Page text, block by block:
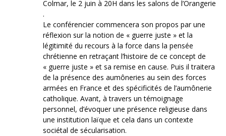
Colmar, le 2 juin à 20H dans les salons de l’Orangerie
.
Le conférencier commencera son propos par une
réflexion sur la notion de « guerre juste » et la
légitimité du recours à la force dans la pensée
chrétienne en retraçant l’histoire de ce concept de
« guerre juste » et sa remise en cause. Puis il traitera
de la présence des aumôneries au sein des forces
armées en France et des spécificités de l’aumônerie
catholique. Avant, à travers un témoignage
personnel, d’évoquer une présence religieuse dans
une institution laïque et cela dans un contexte
sociétal de sécularisation.